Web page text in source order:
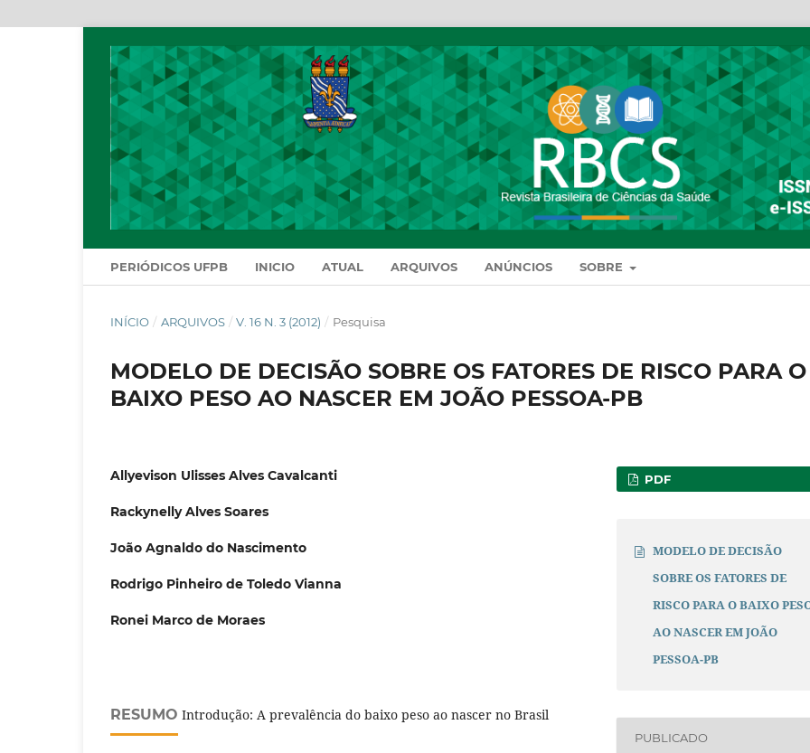
PERIÓDICOS UFPB INICIO ATUAL ARQUIVOS ANÚNCIOS SOBRE
INÍCIO / ARQUIVOS / V. 16 N. 3 (2012) / Pesquisa
MODELO DE DECISÃO SOBRE OS FATORES DE RISCO PARA O
BAIXO PESO AO NASCER EM JOÃO PESSOA-PB
Allyevison Ulisses Alves Cavalcanti
Rackynelly Alves Soares
João Agnaldo do Nascimento
Rodrigo Pinheiro de Toledo Vianna
Ronei Marco de Moraes
RESUMO Introdução: A prevalência do baixo peso ao nascer no Brasil
PDF
MODELO DE DECISÃO
SOBRE OS FATORES DE
RISCO PARA O BAIXO
AO NASCER EM JOÃO
PESSOA-PB
PUBLICADO